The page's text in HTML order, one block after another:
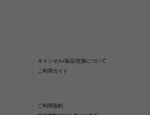
キャンセル/返品/交換について
ご利用ガイド
ご利用規約